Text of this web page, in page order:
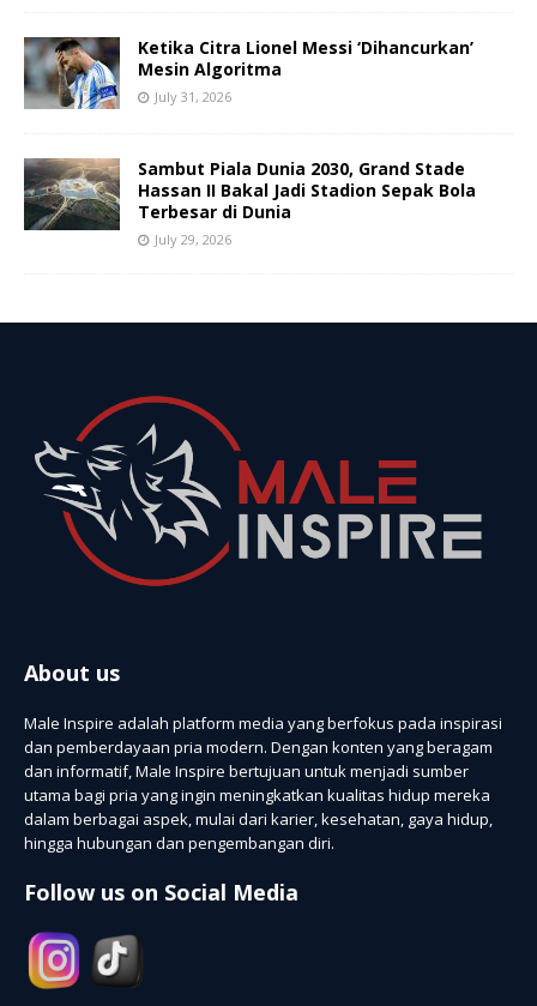
Ketika Citra Lionel Messi ‘Dihancurkan’
Mesin Algoritma
July 31, 2026
Sambut Piala Dunia 2030, Grand Stade
Hassan II Bakal Jadi Stadion Sepak Bola
Terbesar di Dunia
July 29, 2026
About us
Male Inspire adalah platform media yang berfokus pada inspirasi
dan pemberdayaan pria modern. Dengan konten yang beragam
dan informatif, Male Inspire bertujuan untuk menjadi sumber
utama bagi pria yang ingin meningkatkan kualitas hidup mereka
dalam berbagai aspek, mulai dari karier, kesehatan, gaya hidup,
hingga hubungan dan pengembangan diri.
Follow us on Social Media